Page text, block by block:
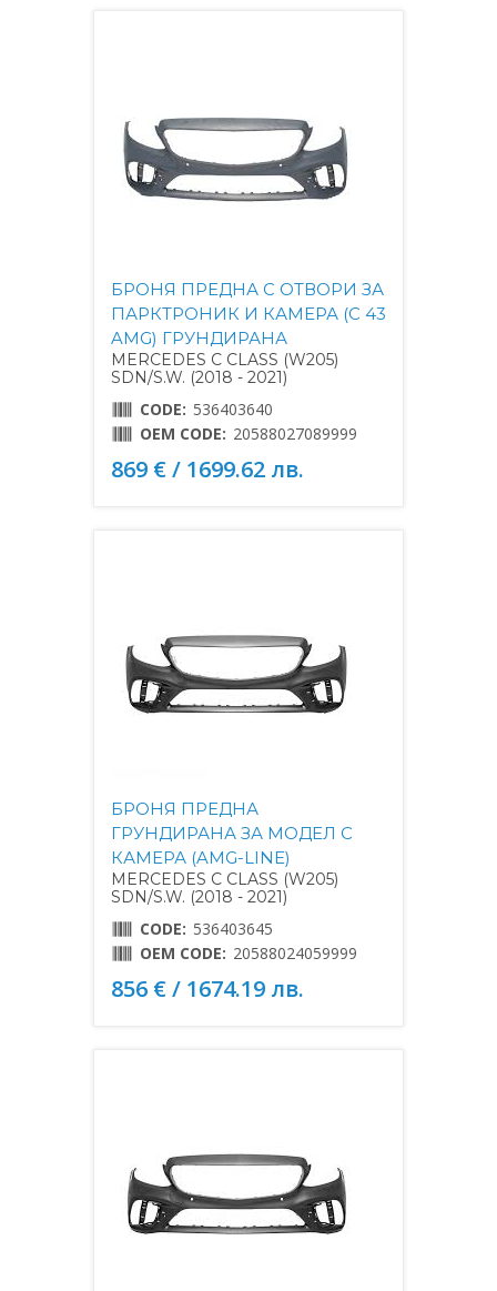
БРОНЯ ПРЕДНА С ОТВОРИ ЗА
ПАРКТРОНИК И КАМЕРА (C 43
AMG) ГРУНДИРАНА
MERCEDES C CLASS (W205)
SDN/S.W. (2018 - 2021)
CODE: 536403640
OEM CODE: 20588027089999
869 € / 1699.62 лв.
БРОНЯ ПРЕДНА
ГРУНДИРАНА ЗА МОДЕЛ С
КАМЕРА (AMG-LINE)
MERCEDES C CLASS (W205)
SDN/S.W. (2018 - 2021)
CODE: 536403645
OEM CODE: 20588024059999
856 € / 1674.19 лв.